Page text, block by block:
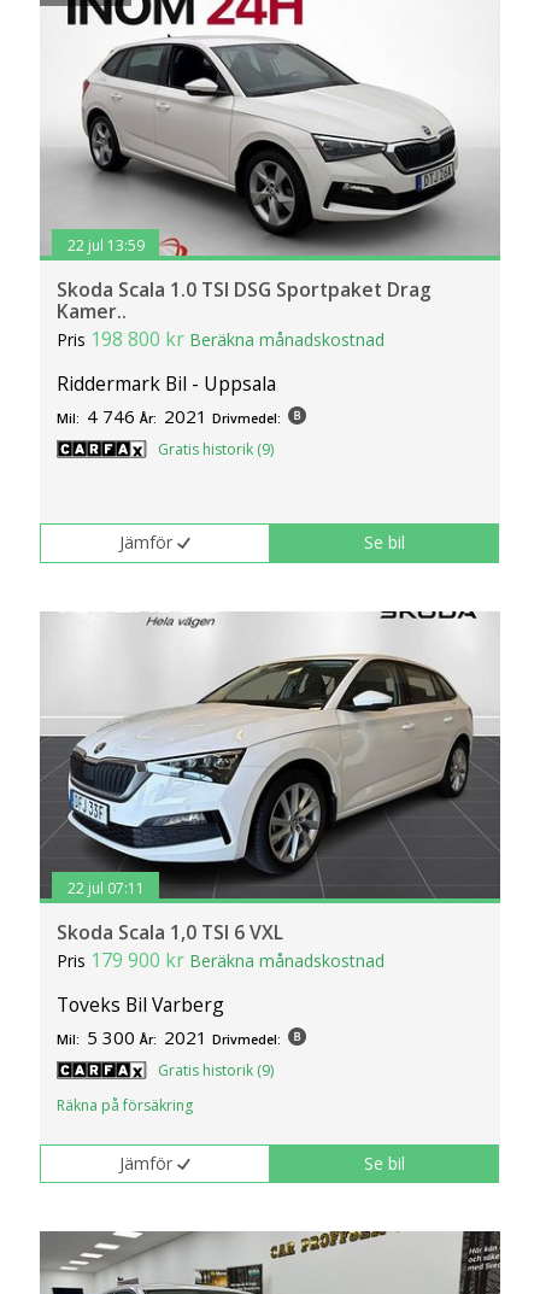
22 jul 13:59
Skoda Scala 1.0 TSI DSG Sportpaket Drag
Kamer..
Pris 198 800 kr Beräkna månadskostnad
Riddermark Bil - Uppsala
Mil: 4 746 År: 2021 Drivmedel:
Gratis historik (9)
Jämför Se bil
22 jul 07:11
Skoda Scala 1,0 TSI 6 VXL
Pris 179 900 kr Beräkna månadskostnad
Toveks Bil Varberg
Mil: 5 300 År: 2021 Drivmedel:
Gratis historik (9)
Räkna på försäkring
Jämför Se bil